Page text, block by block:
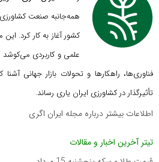
همه‌جانبه صنعت
کشور آغاز به کار کرد.
علمی و کاربردی می‌کوشد
فناوری‌ها، راهکارها و تحولات بازار جهانی
تأثیرگذار در کشاورزی ایران یاری رساند.
اطلاعات بیشتر درباره مجله ایران اگری
تیتر آخرین اخبار و مقالات